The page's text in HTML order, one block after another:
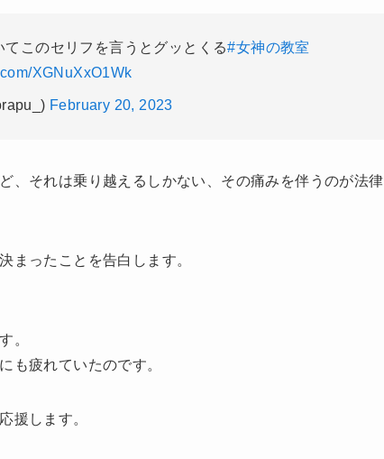
このセリフを言うとグッとくる#女神の教室
XGNuXxO1Wk
February 20, 2023
、それは乗り越えるしかない、その痛みを伴うのが法律
まったことを告白します。
。
も疲れていたのです。
援します。